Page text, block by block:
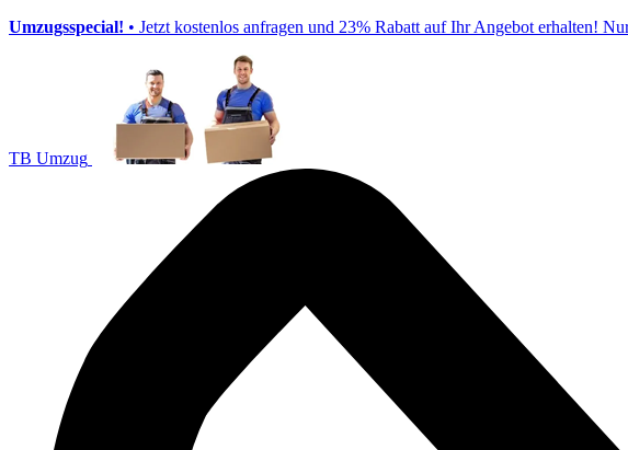
Umzugsspecial! • Jetzt kostenlos anfragen und 23% Rabatt auf Ihr Angebot erhalten!
TB Umzug